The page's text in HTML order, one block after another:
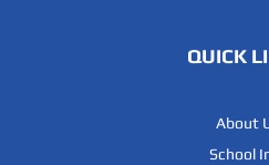
QUICK
About
School